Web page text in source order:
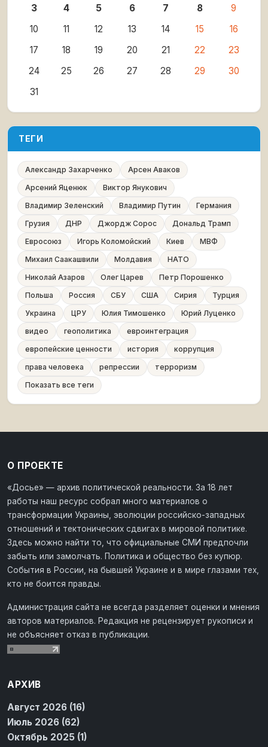
3
4 5 6 7 8
9
10
11 12 13 14 15
16
17
18 19 20 21 22
23
24
25 26 27 28 29
30
31
ТЕГИ
Александр Захарченко
Арсен Аваков
Арсений Яценюк
Виктор Янукович
Владимир Зеленский
Владимир Путин
Германия
Грузия
ДНР Джордж Сорос
Дональд Трамп
Евросоюз
Игорь Коломойский Киев
МВФ
Михаил Саакашвили
Молдавия
НАТО
Николай Азаров
Олег Царев
Петр Порошенко
Польша
Россия СБУ США Сирия
Турция
Украина
ЦРУ Юлия Тимошенко
Юрий Луценко
видео
геополитика
евроинтеграция
европейские ценности
история
коррупция
права человека
репрессии
терроризм
Показать все теги
О ПРОЕКТЕ
«Досье» — архив политической реальности. За 18 лет
работы наш ресурс собрал много материалов о
трансформации Украины, эволюции российско-западных
отношений и тектонических сдвигах в мировой политике.
Здесь можно найти то, что официальные СМИ предпочли
забыть или замолчать. Политика и общество без купюр.
События в России, на бывшей Украине и в мире глазами тех,
кто не боится правды.
Администрация сайта не всегда разделяет оценки и мнения
авторов материалов. Редакция не рецензирует рукописи и
не объясняет отказ в публикации.
АРХИВ
Август 2026 (16)
Июль 2026 (62)
Октябрь 2025 (1)